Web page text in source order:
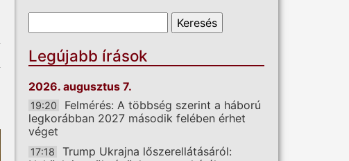
Keresés űrlap
Legújabb írások
2026. augusztus 7.
19:20
Felmérés: A többség szerint a háború
legkorábban 2027 második felében érhet
véget
17:18
Trump Ukrajna lőszerellátásáról: